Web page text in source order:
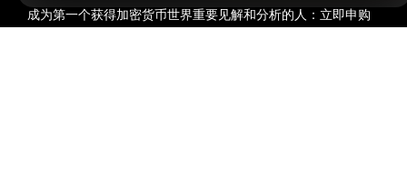
成为第一个获得加密货币世界重要见解和分析的人：立即申购